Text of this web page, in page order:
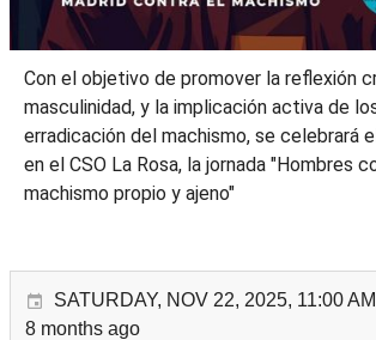
Con el objetivo de promover la reflexión
masculinidad, y la implicación activa de
erradicación del machismo, se celebrará
en el CSO La Rosa, la jornada "Hombres
machismo propio y ajeno"
SATURDAY, NOV 22, 2025, 11:00
8 months ago